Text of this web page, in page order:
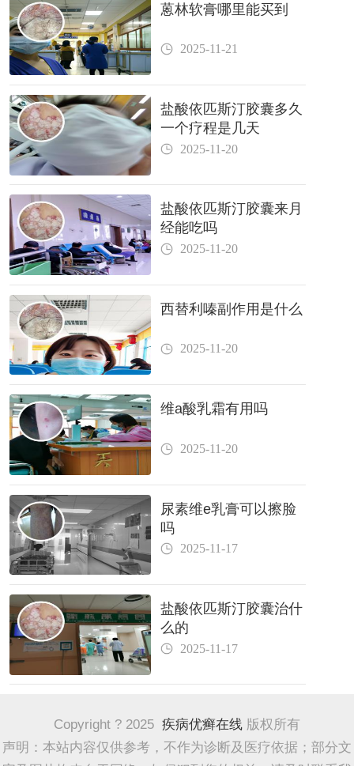
蒽林软膏哪里能买到
2025-11-21
盐酸依匹斯汀胶囊多久
一个疗程是几天
2025-11-20
盐酸依匹斯汀胶囊来月
经能吃吗
2025-11-20
西替利嗪副作用是什么
2025-11-20
维a酸乳霜有用吗
2025-11-20
尿素维e乳膏可以擦脸
吗
2025-11-17
盐酸依匹斯汀胶囊治什
么的
2025-11-17
Copyright ? 2025 疾病优癣在线 版权所有
声明：本站内容仅供参考，不作为诊断及医疗依据；部分文